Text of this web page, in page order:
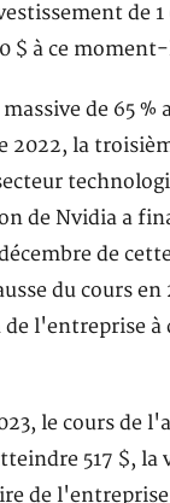
de
$ à ce
de 65 %
2022, la
de Nvidia a
de
du cours en
l'entreprise à
le cours de
517 $, la
de